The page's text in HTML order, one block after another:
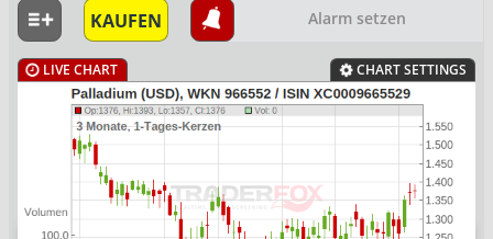
KAUFEN Alarm setzen
LIVE CHART CHART SETTINGS